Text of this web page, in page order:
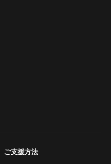
ご支援方法